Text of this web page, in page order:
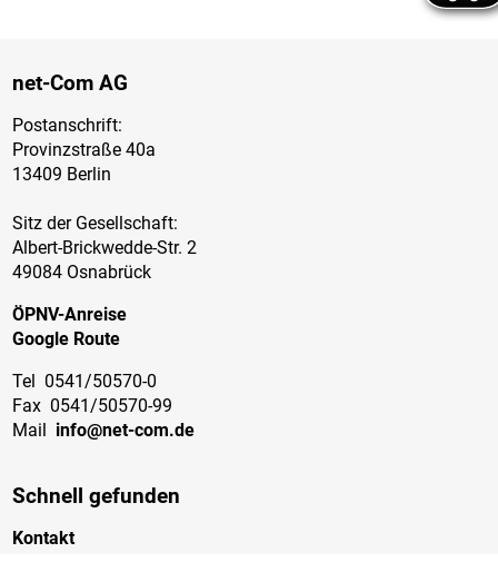
net-Com AG
Postanschrift:
Provinzstraße 40a
13409 Berlin
Sitz der Gesellschaft:
Albert-Brickwedde-Str. 2
49084 Osnabrück
ÖPNV-Anreise
Google Route
Tel 0541/50570-0
Fax 0541/50570-99
Mail info@net-com.de
Schnell gefunden
Kontakt